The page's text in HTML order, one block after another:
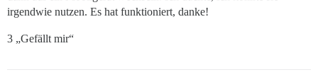
irgendwie nutzen. Es hat funktioniert, danke!
3 „Gefällt mir“